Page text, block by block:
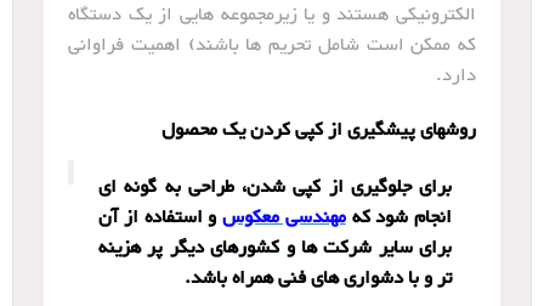
الکترونیکی هستند و یا زیرمجموعه هایی از یک دستگاه
که ممکن است شامل تحریم ها باشند) اهمیت فراوانی
دارد.
روشهای پیشگیری از کپی کردن یک محصول
برای جلوگیری از کپی شدن، طراحی به گونه ای
انجام شود کهمهندسی معکوسو استفاده از آن
برای سایر شرکت ها و کشورهای دیگر پر هزینه
تر و با دشواری های فنی همراه باشد.